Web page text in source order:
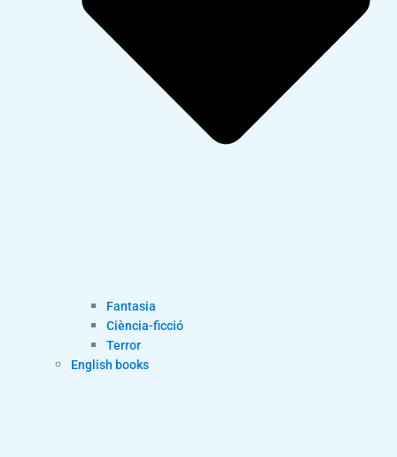
Fantasia
Ciència-ficció
Terror
English books